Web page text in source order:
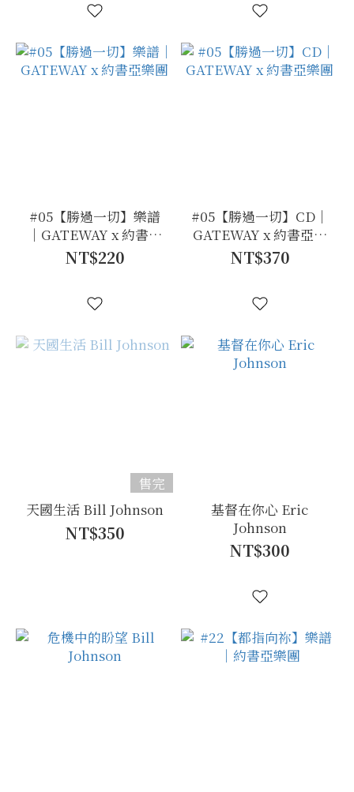
#05【勝過一切】樂譜
｜GATEWAY x 約書亞
樂團
NT$220
#05【勝過一切】CD｜
GATEWAY x 約書亞樂
團
NT$370
售完
天國生活 Bill Johnson
NT$350
基督在你心 Eric
Johnson
NT$300